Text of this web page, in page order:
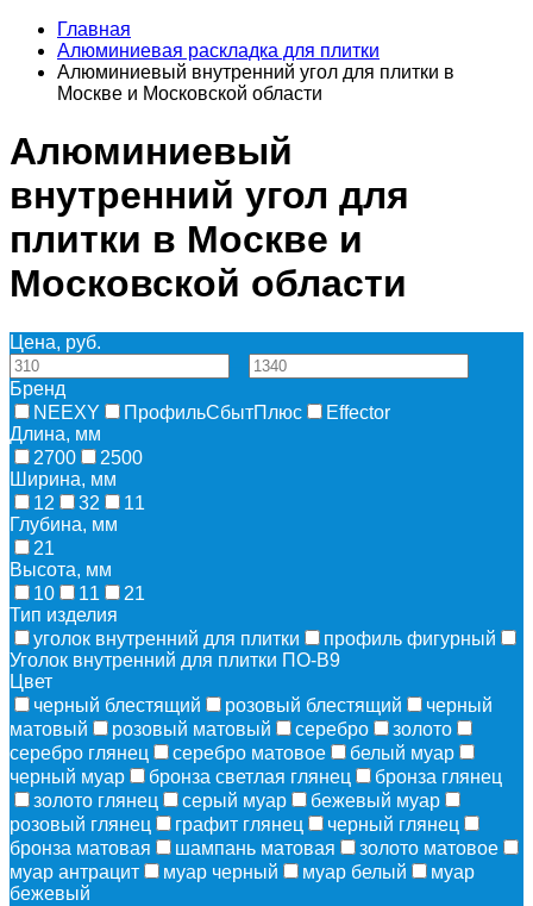
Главная
Алюминиевая раскладка для плитки
Алюминиевый внутренний угол для плитки в
Москве и Московской области
Алюминиевый
внутренний угол для
плитки в Москве и
Московской области
Цена, руб.
Бренд
NEEXY
ПрофильСбытПлюс
Effector
Длина, мм
2700
2500
Ширина, мм
12
32
11
Глубина, мм
21
Высота, мм
10
11
21
Тип изделия
уголок внутренний для плитки
профиль фигурный
Уголок внутренний для плитки ПО-В9
Цвет
черный блестящий
розовый блестящий
черный
матовый
розовый матовый серебро
золото
серебро глянец
серебро матовое
белый муар
черный муар
бронза светлая глянец
бронза глянец
золото глянец
серый муар
бежевый муар
розовый глянец
графит глянец
черный глянец
бронза матовая
шампань матовая
золото матовое
муар антрацит
муар черный муар белый
муар
бежевый